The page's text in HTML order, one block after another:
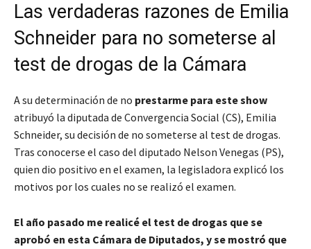
Las verdaderas razones de Emilia
Schneider para no someterse al
test de drogas de la Cámara
A su determinación de no prestarme para este show
atribuyó la diputada de Convergencia Social (CS), Emilia
Schneider, su decisión de no someterse al test de drogas.
Tras conocerse el caso del diputado Nelson Venegas (PS),
quien dio positivo en el examen, la legisladora explicó los
motivos por los cuales no se realizó el examen.
El año pasado me realicé el test de drogas que se
aprobó en esta Cámara de Diputados, y se mostró que